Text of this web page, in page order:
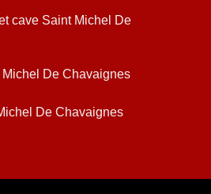
cave Saint Michel De
De Chavaignes
De Chavaignes